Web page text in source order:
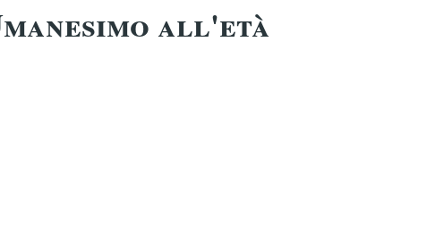
all'età